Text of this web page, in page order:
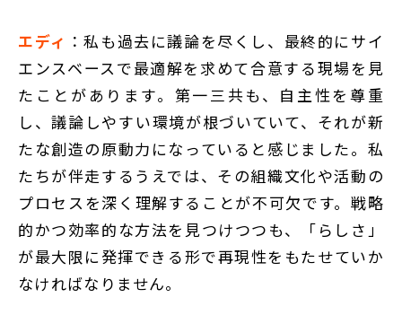
エディ ：私も過去に議論を尽くし、最終的にサイ
エンスベースで最適解を求めて合意する現場を見
たことがあります。第一三共も、自主性を尊重
し、議論しやすい環境が根づいていて、それが新
たな創造の原動力になっていると感じました。私
たちが伴走するうえでは、その組織文化や活動の
プロセスを深く理解することが不可欠です。戦略
的かつ効率的な方法を見つけつつも、「らしさ」
が最大限に発揮できる形で再現性をもたせていか
なければなりません。